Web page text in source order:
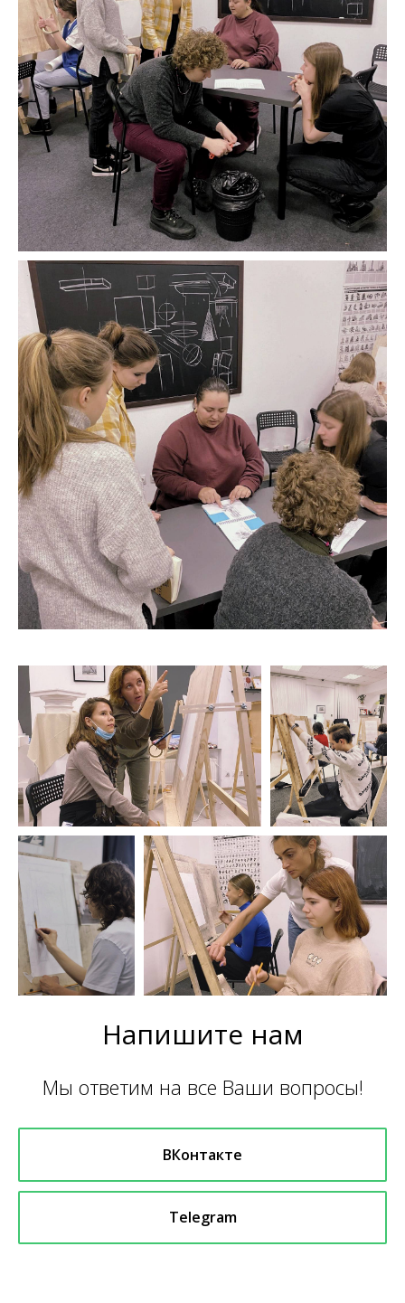
Напишите нам
Мы ответим на все Ваши вопросы!
ВКонтакте
Telegram